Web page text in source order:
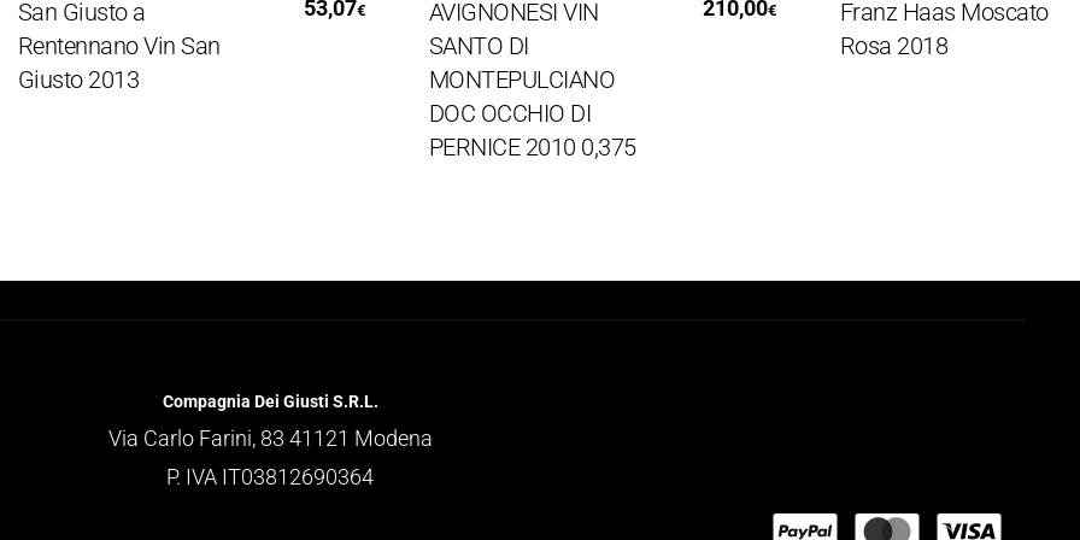
Giusto a
Vin San
2013
53,07€
AVIGNONESI VIN
SANTO DI
MONTEPULCIANO
DOC OCCHIO DI
PERNICE 2010 0,375
210,00€
Franz Haas Moscato
Rosa 2018
Compagnia Dei Giusti S.R.L.
Via Carlo Farini, 83 41121 Modena
P. IVA IT03812690364